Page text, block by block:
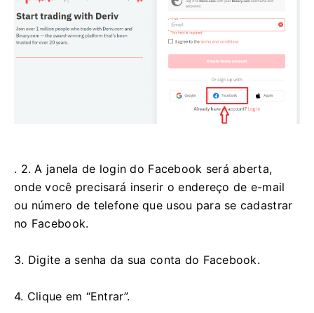
. 2. A janela de login do Facebook será aberta,
onde você precisará inserir o endereço de e-mail
ou número de telefone que usou para se cadastrar
no Facebook.
3. Digite a senha da sua conta do Facebook.
4. Clique em “Entrar”.